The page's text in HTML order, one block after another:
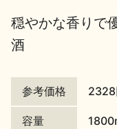
地酒川柳
穏やかな香りで
酒
参考価格 2328
容量